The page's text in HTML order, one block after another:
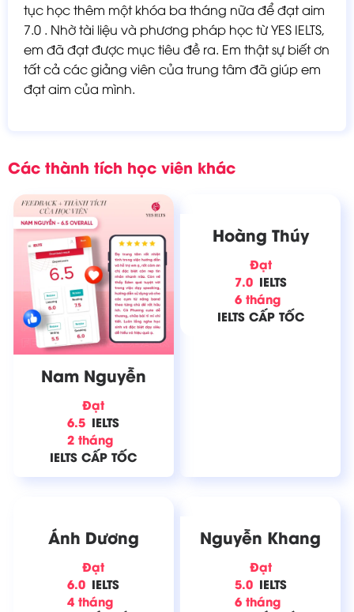
tục học thêm một khóa ba tháng nữa để đạt aim
7.0 . Nhờ tài liệu và phương pháp học từ YES IELTS,
em đã đạt được mục tiêu đề ra. Em thật sự biết ơn
tất cả các giảng viên của trung tâm đã giúp em
đạt aim của mình.
Các thành tích học viên khác
Nam Nguyễn
Đạt
6.5 IELTS
2 tháng
IELTS CẤP TỐC
Hoàng Thúy
Đạt
7.0 IELTS
6 tháng
IELTS CẤP TỐC
Ánh Dương
Đạt
6.0 IELTS
4 tháng
Nguyễn Khang
Đạt
5.0 IELTS
6 tháng